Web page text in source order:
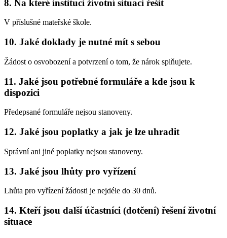
8. Na které instituci životní situaci řešit
V příslušné mateřské škole.
10. Jaké doklady je nutné mít s sebou
Žádost o osvobození a potvrzení o tom, že nárok splňujete.
11. Jaké jsou potřebné formuláře a kde jsou k
dispozici
Předepsané formuláře nejsou stanoveny.
12. Jaké jsou poplatky a jak je lze uhradit
Správní ani jiné poplatky nejsou stanoveny.
13. Jaké jsou lhůty pro vyřízení
Lhůta pro vyřízení žádosti je nejdéle do 30 dnů.
14. Kteří jsou další účastníci (dotčení) řešení životní
situace